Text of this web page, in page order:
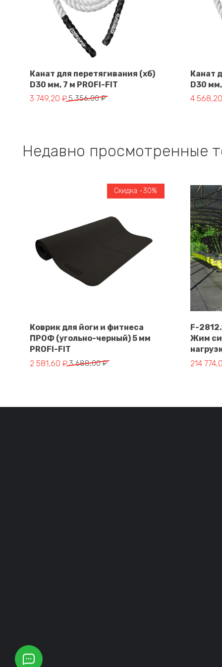
В корзину
Канат для перетягивания (хб)
D30 мм, 7 м PROFI-FIT
5 356,00₽
Первоначальная цена составляла 5 356,00 ₽.
3 749,20 ₽
Текущая цена: 3 749,20 ₽.
Канат
D30
4 568,20
Текущая
Недавно просмотренные
В корзину
Скидка -30%
Коврик для йоги и фитнеса
ПРОФ (угольно-черный) 5 мм
PROFI-FIT
3 688,00₽
Первоначальная цена составляла 3 688,00 ₽.
2 581,60 ₽
Текущая цена: 2 581,60 ₽.
F-
Жим
214
Текущая